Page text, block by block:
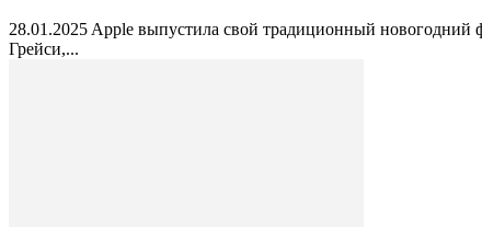
28.01.2025 Apple выпустила свой традиционный
Грейси,...